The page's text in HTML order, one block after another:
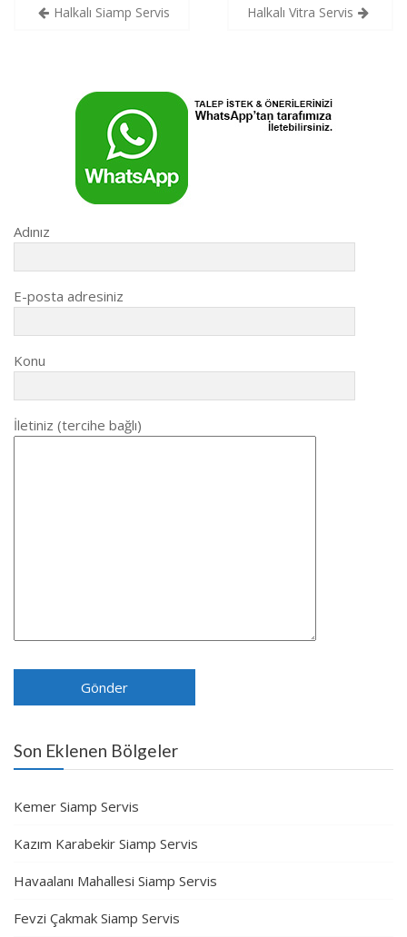
YazıHalkalı Siamp Servis Halkalı Vitra Servis
Adınız
E-posta adresiniz
Konu
İletiniz (tercihe bağlı)
Son Eklenen Bölgeler
Kemer Siamp Servis
Kazım Karabekir Siamp Servis
Havaalanı Mahallesi Siamp Servis
Fevzi Çakmak Siamp Servis